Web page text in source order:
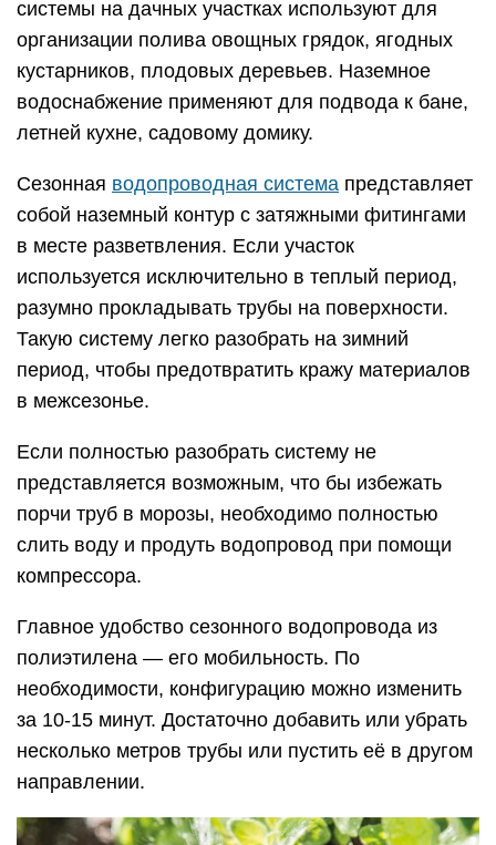
системы на дачных участках используют для
организации полива овощных грядок, ягодных
кустарников, плодовых деревьев. Наземное
водоснабжение применяют для подвода к бане,
летней кухне, садовому домику.
Сезонная водопроводная система представляет
собой наземный контур с затяжными фитингами
в месте разветвления. Если участок
используется исключительно в теплый период,
разумно прокладывать трубы на поверхности.
Такую систему легко разобрать на зимний
период, чтобы предотвратить кражу материалов
в межсезонье.
Если полностью разобрать систему не
представляется возможным, что бы избежать
порчи труб в морозы, необходимо полностью
слить воду и продуть водопровод при помощи
компрессора.
Главное удобство сезонного водопровода из
полиэтилена — его мобильность. По
необходимости, конфигурацию можно изменить
за 10-15 минут. Достаточно добавить или убрать
несколько метров трубы или пустить её в другом
направлении.